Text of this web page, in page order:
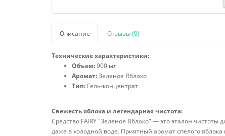
Описание Отзывы (0)
Технические характеристики:
Объем:900 мл
Аромат:Зеленое Яблоко
Тип: Гель-концентрат
Свежесть яблока и легендарная чистота:
Средство FAIRY "Зеленое Яблоко" — это эталон
даже в холодной воде. Приятный аромат спелого